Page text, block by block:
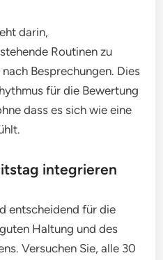
darin,
Routinen zu
Besprechungen. Dies
für die Bewertung
dass es sich wie eine
integrieren
entscheidend für die
Haltung und des
Versuchen Sie, alle 30